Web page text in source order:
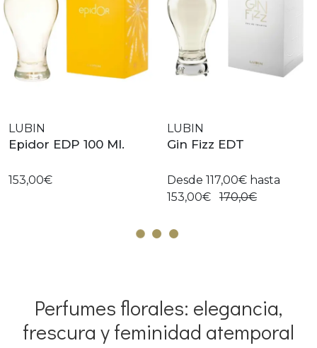
LUBIN
Epidor EDP 100 Ml.
153,00€
LUBIN
Gin Fizz EDT
Desde 117,00€ hasta
153,00€
170,0€
Perfumes florales: elegancia,
frescura y feminidad atemporal